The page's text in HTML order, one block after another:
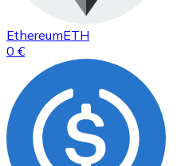
EthereumETH
0 €